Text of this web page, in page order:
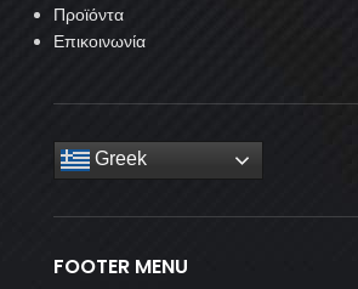
Προϊόντα
Επικοινωνία
Greek
FOOTER MENU